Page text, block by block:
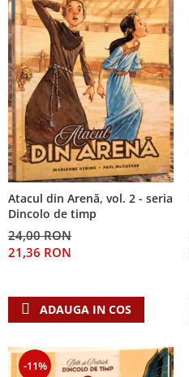
Atacul din Arenă, vol. 2 - seria
Dincolo de timp
24,00 RON
21,36 RON
ADAUGA IN COS
-11%